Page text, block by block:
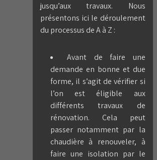
jusqu’aux travaux. Nous
présentons ici le déroulement
du processus de A à Z :
Avant de faire une
demande en bonne et due
forme, il s’agit de vérifier si
l’on est éligible aux
différents travaux de
rénovation. Cela peut
passer notamment par la
chaudière à renouveler, à
faire une isolation par le